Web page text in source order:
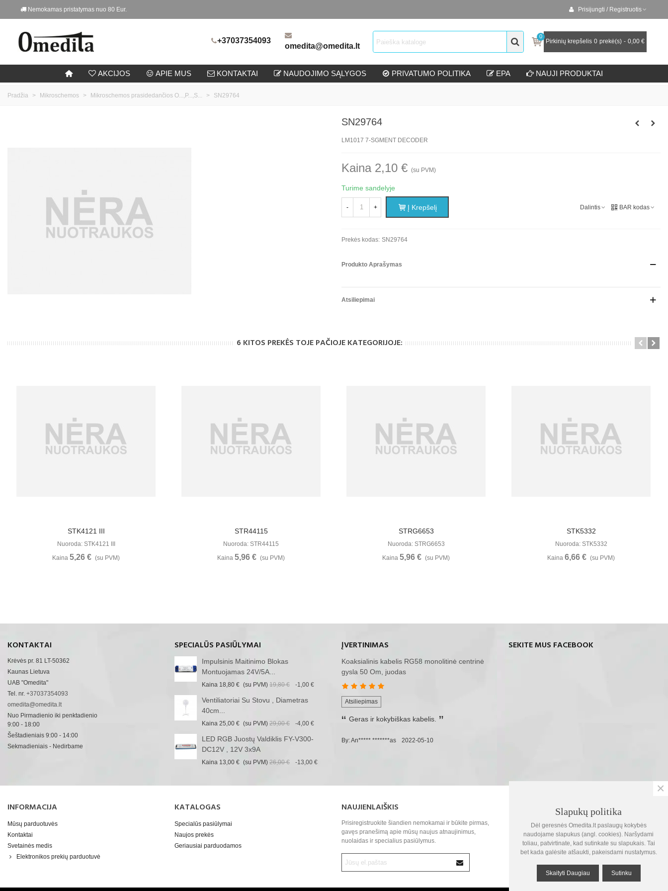
Nemokamas pristatymas nuo 80 Eur. Prisijungti / Registruotis
+37037354093
omedita@omedita.lt
0
Pirkinių krepšelis 0 prekė(s) - 0,00 €
AKCIJOS APIE MUS KONTAKTAI NAUDOJIMO SĄLYGOS PRIVATUMO POLITIKA EPA NAUJI PRODUKTAI
Pradžia > Mikroschemos > Mikroschemos prasidedančios O...,P...,S... > SN29764
SN29764
LM1017 7-SGMENT DECODER
Kaina 2,10 € (su PVM)
Turime sandelyje
- + Į Krepšelį Dalintis BAR kodas
Prekės kodas: SN29764
Produkto Aprašymas
Atsiliepimai
6 KITOS PREKĖS TOJE PAČIOJE KATEGORIJOJE:
Žiūrėti Daugiau
STK4121 III
Nuoroda: STK4121 III
Kaina 5,26 € (su PVM)
Žiūrėti Daugiau
STR44115
Nuoroda: STR44115
Kaina 5,96 € (su PVM)
Žiūrėti Daugiau
STRG6653
Nuoroda: STRG6653
Kaina 5,96 € (su PVM)
Žiūrėti Daugiau
STK5332
Nuoroda: STK5332
Kaina 6,66 € (su PVM)
KONTAKTAI
Krėvės pr. 81 LT-50362
Kaunas Lietuva
UAB "Omedita"
Tel. nr. +37037354093
omedita@omedita.lt
Nuo Pirmadienio iki penktadienio
9:00 - 18:00
Šeštadieniais 9:00 - 14:00
Sekmadieniais - Nedirbame
SPECIALŪS PASIŪLYMAI
Impulsinis Maitinimo Blokas
Montuojamas 24V/5A...
Kaina 18,80 € (su PVM) 19,80 € -1,00 €
Ventiliatoriai Su Stovu , Diametras
40cm...
Kaina 25,00 € (su PVM) 29,00 € -4,00 €
LED RGB Juostų Valdiklis FY-V300-
DC12V , 12V 3x9A
Kaina 13,00 € (su PVM) 26,00 € -13,00 €
ĮVERTINIMAS
Koaksialinis kabelis RG58 monolitinė centrinė
gysla 50 Om, juodas
Atsiliepimas
Geras ir kokybiškas kabelis.
By: An***** *******as 2022-05-10
SEKITE MUS FACEBOOK
INFORMACIJA
Mūsų parduotuvės
Kontaktai
Svetainės medis
Elektronikos prekių parduotuvė
KATALOGAS
Specialūs pasiūlymai
Naujos prekės
Geriausiai parduodamos
NAUJIENLAIŠKIS
Prisiregistruokite šiandien nemokamai ir būkite pirmas,
gavęs pranešimą apie mūsų naujus atnaujinimus,
nuolaidas ir specialius pasiūlymus.
Krepšelis
Slapukų politika
Dėl geresnės Omedita.lt paslaugų kokybės
naudojame slapukus (angl. cookies). Naršydami
toliau, patvirtinate, kad sutinkate su slapukais. Tai
bet kada galėsite atšaukti, pakeisdami nustatymus.
Skaityti Daugiau Sutinku
×